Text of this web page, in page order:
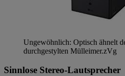
Ungewöhnlich: Optisch ähnelt
durchgestylten Mülleimer.zVg
Sinnlose Stereo-Lautsprecher